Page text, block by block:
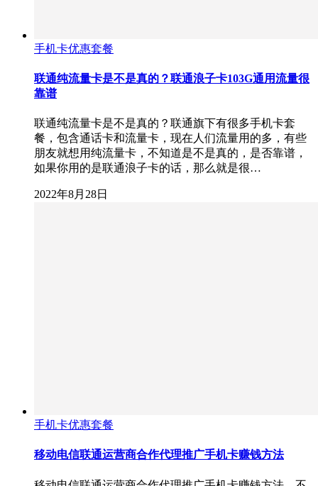
手机卡优惠套餐
联通纯流量卡是不是真的？联通浪子卡103G通用流量很
靠谱
联通纯流量卡是不是真的？联通旗下有很多手机卡套
餐，包含通话卡和流量卡，现在人们流量用的多，有些
朋友就想用纯流量卡，不知道是不是真的，是否靠谱，
如果你用的是联通浪子卡的话，那么就是很…
2022年8月28日
手机卡优惠套餐
移动电信联通运营商合作代理推广手机卡赚钱方法